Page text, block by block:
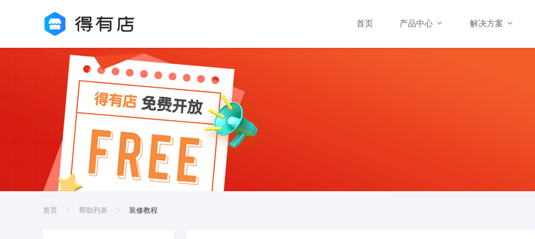
首页 产品中心 解决方案
首页 帮助列表 装修教程